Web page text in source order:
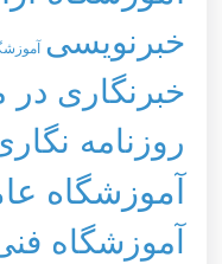
خبرنویسی
خبرنگاری
روزنامه
آموزشگاه
آموزشگاه